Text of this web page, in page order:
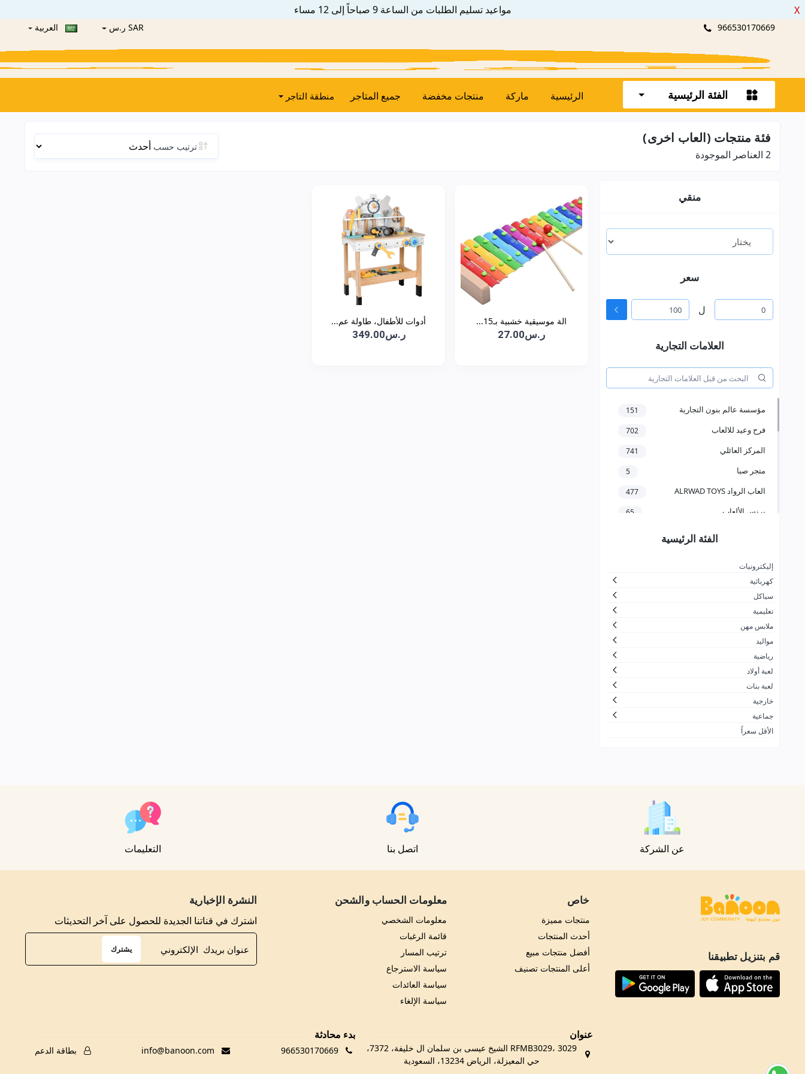
مواعيد تسليم الطلبات من الساعة 9 صباحاً إلى 12 مساء X
966530170669 SAR ر.س العربية
الفئة الرئيسية الرئيسية ماركة منتجات مخفضة جميع المتاجر منطقة التاجر
فئة منتجات (العاب اخرى)
2 العناصر الموجودة
ترتيب حسب
منقي
سعر
ل
العلامات التجارية
مؤسسة عالم بنون التجارية 151
فرح وعيد للالعاب 702
المركز العائلي 741
متجر صبا 5
العاب الرواد ALRWAD TOYS 477
برنس الألعاب 65
مؤسسة سعد عبدالعزيز الخرعان
جزيرة المرح
الاسرار الجميلة بلايستيشن والعاب
اطفال
ضحكة لالعاب الأطفال
شركة مرن بلس التجارية
زمن الألعاب
شركة العاب السفير للتجارة
ألعاب القحطاني
شركة لعبتي الحديثة للألعاب
محترف العاب الكمبيوتر للتجارة
الفئة الرئيسية
إليكترونيات
كهربائية
سياكل
تعليمية
ملابس مهن
مواليد
رياضية
لعبة أولاد
لعبة بنات
خارجية
جماعية
الأقل سعراً
الة موسيقية خشبية بـ15...
ر.س27.00
أدوات للأطفال، طاولة عم...
ر.س349.00
عن الشركة اتصل بنا التعليمات
قم بتنزيل تطبيقنا
خاص
منتجات مميزة
أحدث المنتجات
أفضل منتجات مبيع
أعلى المنتجات تصنيف
معلومات الحساب والشحن
معلومات الشخصي
قائمة الرغبات
ترتيب المسار
سياسة الاسترجاع
سياسة العائدات
سياسة الإلغاء
النشرة الإخبارية
اشترك في قناتنا الجديدة للحصول على آخر التحديثات
يشترك
بدء محادثة
966530170669 بطاقة الدعم
عنوان
RFMB3029، 3029 الشيخ عيسى بن سلمان ال خليفة، 7372،
حي المعيزلة، الرياض 13234، السعودية